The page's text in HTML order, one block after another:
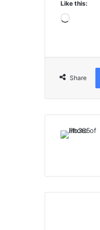
Like this:
Loading…
Share